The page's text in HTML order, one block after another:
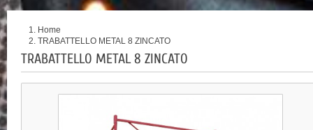
Home
TRABATTELLO METAL 8 ZINCATO
TRABATTELLO METAL 8 ZINCATO